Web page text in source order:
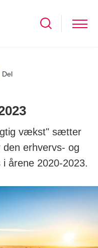
Del
vækst" sætter
erhvervs- og
i årene 2020-2023.